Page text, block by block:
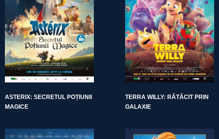
ASTERIX: SECRETUL POȚIUNII
MAGICE
TERRA WILLY: RĂTĂCIT PRIN
GALAXIE